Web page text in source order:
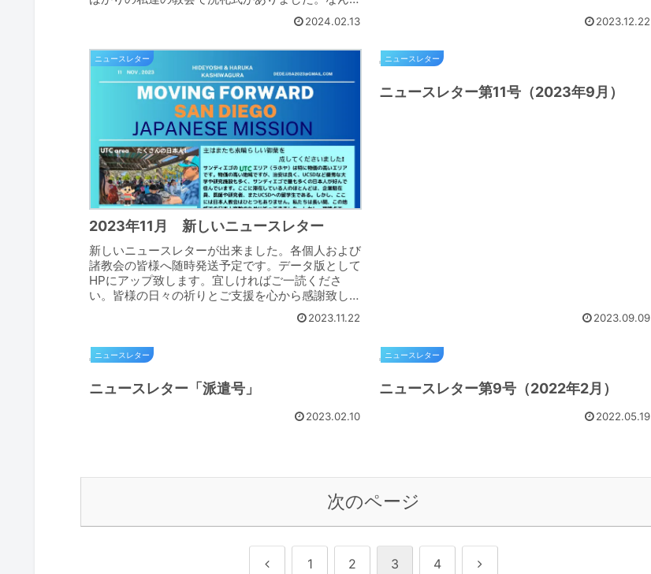
いう素晴らしい神様の御業と恵みでしょうか！これ
2024.02.13 2023.12.22
ニュースレター
2023年11月 新しいニュースレター
新しいニュースレターが出来ました。各個人および
諸教会の皆様へ随時発送予定です。データ版として
HPにアップ致します。宜しければご一読くださ
い。皆様の日々の祈りとご支援を心から感謝致しま
2023.11.22
ニュースレター
ニュースレター第11号（2023年9月）
2023.09.09
ニュースレター
ニュースレター「派遣号」
2023.02.10
ニュースレター
ニュースレター第9号（2022年2月）
2022.05.19
次のページ
前 1 2 3 4 次